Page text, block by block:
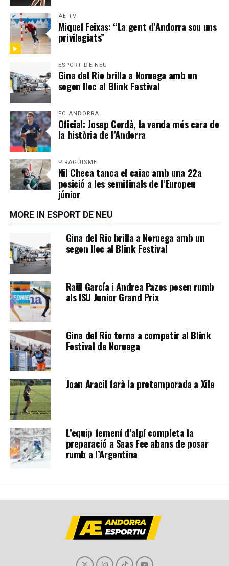
AE TV
Miquel Feixas: “La gent d’Andorra sou uns
privilegiats”
ESPORT DE NEU
Gina del Rio brilla a Noruega amb un
segon lloc al Blink Festival
FC ANDORRA
Oficial: Josep Cerdà, la venda més cara de
la història de l’Andorra
PIRAGÜISME
Nil Checa tanca el caiac amb una 22a
posició a les semifinals de l’Europeu
júnior
MORE IN ESPORT DE NEU
Gina del Rio brilla a Noruega amb un
segon lloc al Blink Festival
Raül García i Andrea Pazos posen rumb
als ISU Junior Grand Prix
Gina del Rio torna a competir al Blink
Festival de Noruega
Joan Aracil farà la pretemporada a Xile
L’equip femení d’alpí completa la
preparació a Saas Fee abans de posar
rumb a l’Argentina